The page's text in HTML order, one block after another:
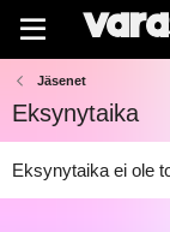
Jäsenet
Eksynytaika
Eksynytaika ei ole